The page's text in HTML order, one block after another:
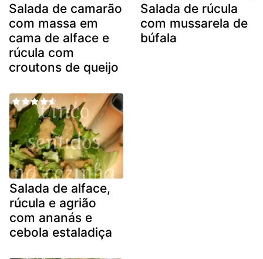
Salada de camarão
com massa em
cama de alface e
rúcula com
croutons de queijo
Salada de rúcula
com mussarela de
búfala
Salada de alface,
rúcula e agrião
com ananás e
cebola estaladiça